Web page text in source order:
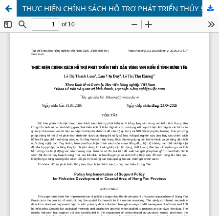
THỰC HIỆN CHÍNH SÁCH HỖ TRỢ PHÁT TRIỂN THỦY SẢN VÙNG VEN BIỂN Ở TỈNH HƯNG YÊN